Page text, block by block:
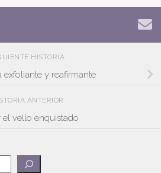
HISTORIA
exfoliante y reafirmante
ANTERIOR
el vello enquistado